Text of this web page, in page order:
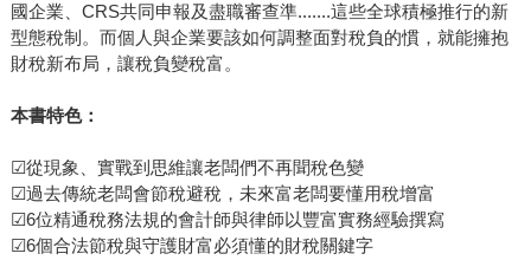
國企業、CRS共同申報及盡職審查準.......這些全球積極推行的新
型態稅制。而個人與企業要該如何調整面對稅負的慣，就能擁抱
財稅新布局，讓稅負變稅富。
本書特色：
☑從現象、實戰到思維讓老闆們不再聞稅色變
☑過去傳統老闆會節稅避稅，未來富老闆要懂用稅增富
☑6位精通稅務法規的會計師與律師以豐富實務經驗撰寫
☑6個合法節稅與守護財富必須懂的財稅關鍵字